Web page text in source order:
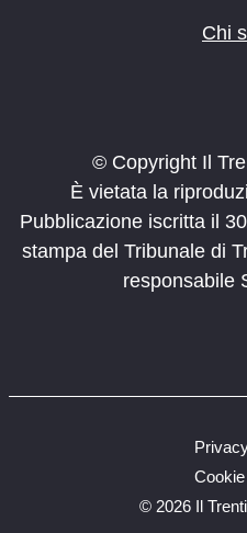
Chi
© Copyright Il
È vietata la
Pubblicazione iscritta il
stampa del Tribunale di
responsabile
© 2026 Il